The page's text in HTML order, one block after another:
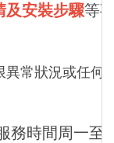
及安裝步驟等
常狀況或任何
務時間周一至